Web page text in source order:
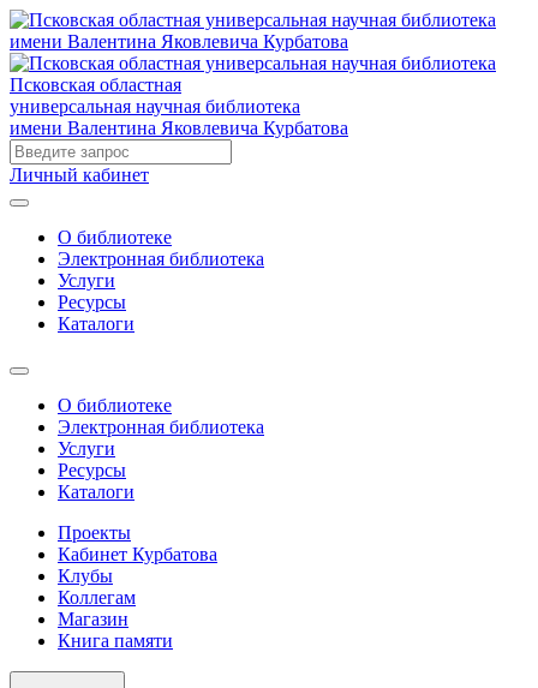
Псковская областная
универсальная научная библиотека
имени Валентина Яковлевича Курбатова
Личный кабинет
О библиотеке
Электронная библиотека
Услуги
Ресурсы
Каталоги
О библиотеке
Электронная библиотека
Услуги
Ресурсы
Каталоги
Проекты
Кабинет Курбатова
Клубы
Коллегам
Магазин
Книга памяти